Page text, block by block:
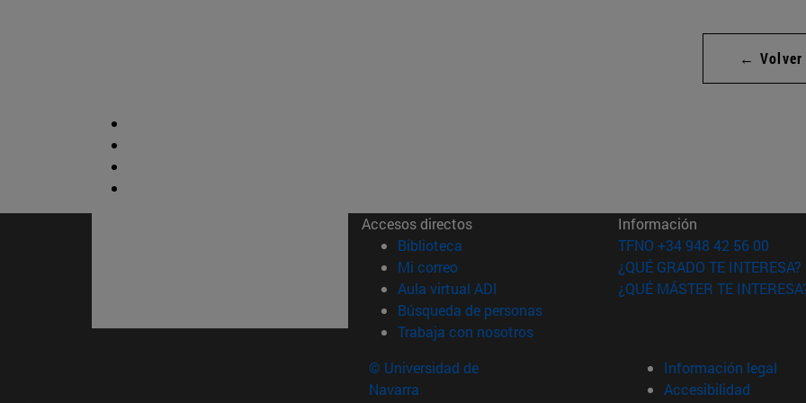
← Volver
Accesos directos
Biblioteca (abre en nueva ventana)
Mi correo(abre en nueva ventana)
Aula virtual ADI (abre en nueva ventana)
Búsqueda de personas(abre en nueva ventana)
Trabaja con nosotros(abre en nueva ventana)
Información
TFNO +34 948 42 56 00
¿QUÉ GRADO TE INTERESA?
¿QUÉ MÁSTER TE
© Universidad de
Navarra
Información legal
Accesibilidad